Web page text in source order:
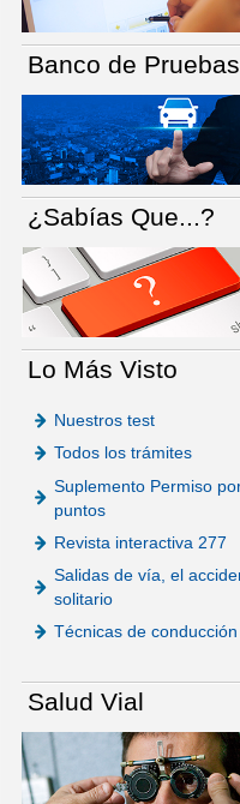
Banco de Pruebas
¿Sabías Que...?
Lo Más Visto
Nuestros test
Todos los trámites
Suplemento Permiso
puntos
Revista interactiva 277
Salidas de vía, el
solitario
Técnicas de conducción
Salud Vial